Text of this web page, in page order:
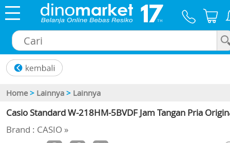
Home > Lainnya > Lainnya
Casio Standard W-218HM-5BVDF Jam Tangan Pria
Brand : CASIO »